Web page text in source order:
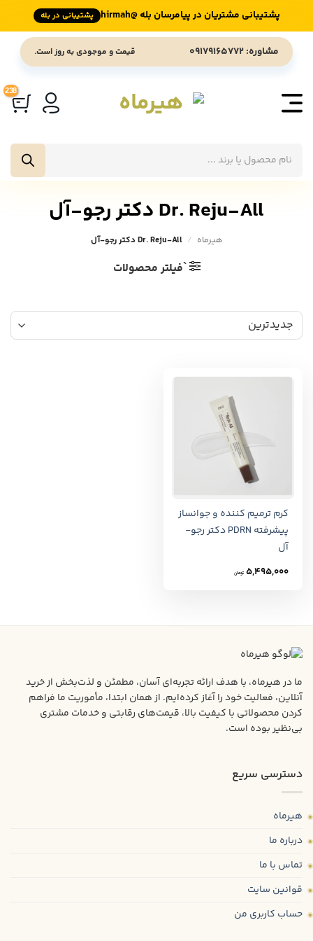
پشتیبانی مشتریان در پیامرسان بله @hirmah پشتیبانی در بله
مشاوره: 09179165772 قیمت و موجودی به روز است.
محصولات
Dr. Reju-All دکتر رجو-آل
هیرماه /
`فیلتر محصولات
کرم ترمیم کننده و جوانساز
پیشرفته PDRN دکتر رجو-
آل
5,495,000 تومان
ما در هیرماه، با هدف ارائه تجربه‌ای آسان، مطمئن و لذت‌بخش از خرید
آنلاین، فعالیت خود را آغاز کرده‌ایم. از همان ابتدا، مأموریت ما فراهم
کردن محصولاتی با کیفیت بالا، قیمت‌های رقابتی و خدمات مشتری
بی‌نظیر بوده است.
دسترسی سریع
هیرماه
درباره ما
تماس با ما
قوانین سایت
حساب کاربری من